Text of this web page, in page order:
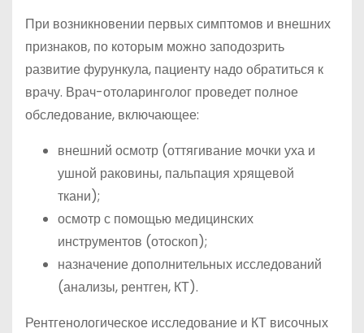
При возникновении первых симптомов и внешних
признаков, по которым можно заподозрить
развитие фурункула, пациенту надо обратиться к
врачу. Врач-отоларинголог проведет полное
обследование, включающее:
внешний осмотр (оттягивание мочки уха и
ушной раковины, пальпация хрящевой
ткани);
осмотр с помощью медицинских
инструментов (отоскоп);
назначение дополнительных исследований
(анализы, рентген, КТ).
Рентгенологическое исследование и КТ височных